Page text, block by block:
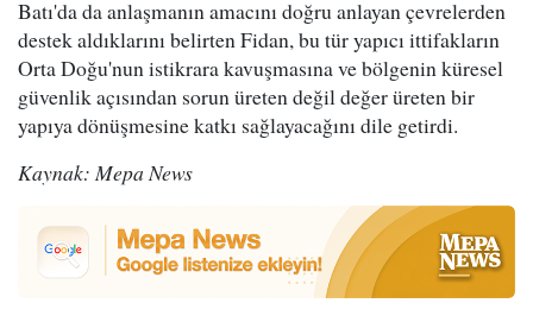
Batı'da da anlaşmanın amacını doğru anlayan çevrelerden
destek aldıklarını belirten Fidan, bu tür yapıcı ittifakların
Orta Doğu'nun istikrara kavuşmasına ve bölgenin küresel
güvenlik açısından sorun üreten değil değer üreten bir
yapıya dönüşmesine katkı sağlayacağını dile getirdi.
Kaynak: Mepa News